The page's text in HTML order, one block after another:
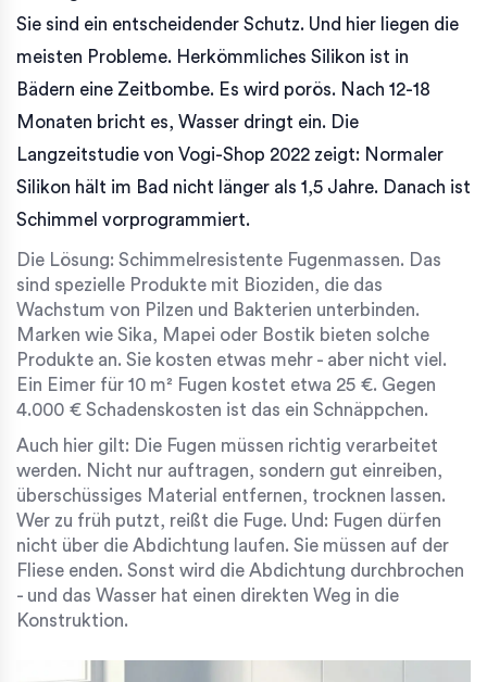
Sie sind ein entscheidender Schutz. Und hier liegen die
meisten Probleme. Herkömmliches Silikon ist in
Bädern eine Zeitbombe. Es wird porös. Nach 12-18
Monaten bricht es, Wasser dringt ein. Die
Langzeitstudie von Vogi-Shop 2022 zeigt: Normaler
Silikon hält im Bad nicht länger als 1,5 Jahre. Danach ist
Schimmel vorprogrammiert.
Die Lösung: Schimmelresistente Fugenmassen. Das
sind spezielle Produkte mit Bioziden, die das
Wachstum von Pilzen und Bakterien unterbinden.
Marken wie Sika, Mapei oder Bostik bieten solche
Produkte an. Sie kosten etwas mehr - aber nicht viel.
Ein Eimer für 10 m² Fugen kostet etwa 25 €. Gegen
4.000 € Schadenskosten ist das ein Schnäppchen.
Auch hier gilt: Die Fugen müssen richtig verarbeitet
werden. Nicht nur auftragen, sondern gut einreiben,
überschüssiges Material entfernen, trocknen lassen.
Wer zu früh putzt, reißt die Fuge. Und: Fugen dürfen
nicht über die Abdichtung laufen. Sie müssen auf der
Fliese enden. Sonst wird die Abdichtung durchbrochen
- und das Wasser hat einen direkten Weg in die
Konstruktion.